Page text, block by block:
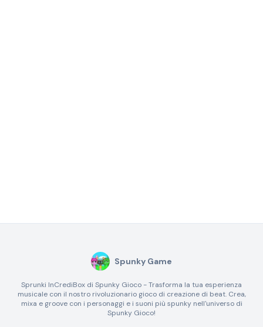
Spunky Game
Sprunki InCrediBox di Spunky Gioco - Trasforma la tua esperienza
musicale con il nostro rivoluzionario gioco di creazione di beat. Crea,
mixa e groove con i personaggi e i suoni più spunky nell'universo di
Spunky Gioco!